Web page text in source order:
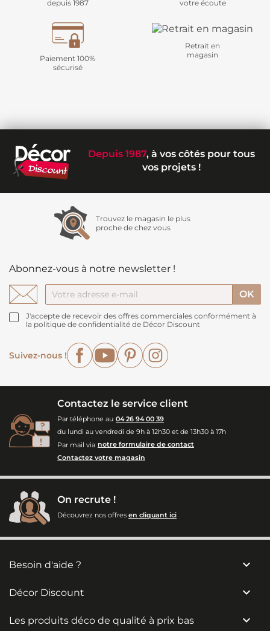
depuis 1987
votre écoute
Paiement 100%
sécurisé
Retrait en
magasin
Depuis 1987, à vos côtés pour tous
vos projets !
Trouvez le magasin le plus
proche de chez vous
Abonnez-vous à notre newsletter !
J'accepte de recevoir des offres commerciales conformément à
la politique de confidentialité de Décor Discount
Suivez-nous !
FacebookYouTubePinterest
Contactez le service client
Par téléphone au 04 26 94 00 39
du lundi au vendredi de 9h à 12h30 et de 13h30 à 17h
Par mail via notre formulaire de contact
Contactez votre magasin
On recrute !
Découvrez nos offres en cliquant ici
Besoin d'aide ? 
Décor Discount 
Les produits déco de qualité à prix bas 